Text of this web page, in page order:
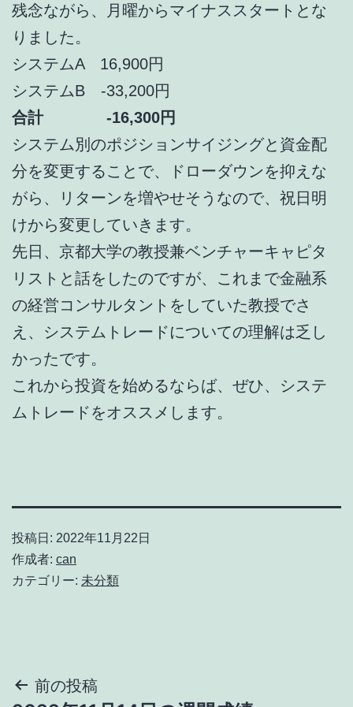
残念ながら、月曜からマイナススタートとな
りました。
システムA 16,900円
システムB -33,200円
合計 -16,300円
システム別のポジションサイジングと資金配
分を変更することで、ドローダウンを抑えな
がら、リターンを増やせそうなので、祝日明
けから変更していきます。
先日、京都大学の教授兼ベンチャーキャピタ
リストと話をしたのですが、これまで金融系
の経営コンサルタントをしていた教授でさ
え、システムトレードについての理解は乏し
かったです。
これから投資を始めるならば、ぜひ、システ
ムトレードをオススメします。
投稿日: 2022年11月22日
作成者: can
カテゴリー: 未分類
投前の投稿